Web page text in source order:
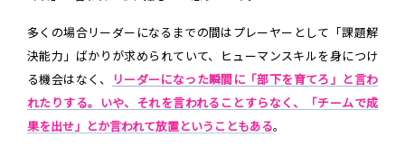
多くの場合リーダーになるまでの間はプレーヤーとして「課題解
決能力」ばかりが求められていて、ヒューマンスキルを身につけ
る機会はなく、
リーダーになった瞬間に「部下を育てろ」と言わ
れたりする。いや、それを言われることすらなく、「チームで成
果を出せ」とか言われて放置ということもある。